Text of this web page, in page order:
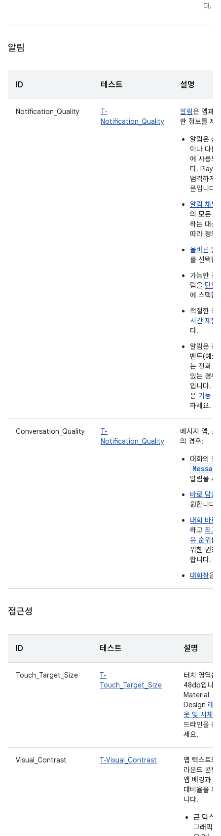
다.
알림
ID 테스트 설명
Notification_Quality
T-
Notification_Quality
알림은 앱과
한 정보를 제
알림은 상
이나 다른
에 사용되
다. Play
엄격하게
문입니다.
알림 채널
의 모든
하는 대신
따라 정의
올바른 알
를 선택합
가능한 경
림을 단일
에 스택합
적절한 경
시간 제한
다.
알림은 진
벤트(예:
는 전화
있는 경우
입니다.
은 기능
하세요.
Conversation_Quality
T-
Notification_Quality
메시지 앱, 소
의 경우:
대화의 경
알림을 사
바로 답장
원합니다.
대화 바로
하고 최고
유 순위를
위한 권장
합니다.
대화창을
접근성
ID 테스트 설명
Touch_Target_Size
T-
Touch_Target_Size
터치 영역은
48dp입니
Material
Design 레
웃 및 서체
드라인을 참
세요.
Visual_Contrast T-Visual_Contrast
앱 텍스트와
라운드 콘텐
앱 배경과 다
대비율을 유
니다.
큰 텍스
그래픽의